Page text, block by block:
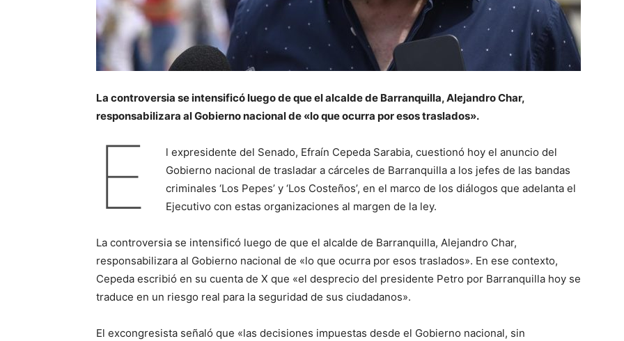
La controversia se intensificó luego de que el alcalde de Barranquilla, Alejandro Char,
responsabilizara al Gobierno nacional de «lo que ocurra por esos traslados».
E
l expresidente del Senado, Efraín Cepeda Sarabia, cuestionó hoy el anuncio del
Gobierno nacional de trasladar a cárceles de Barranquilla a los jefes de las bandas
criminales ‘Los Pepes’ y ‘Los Costeños’, en el marco de los diálogos que adelanta el
Ejecutivo con estas organizaciones al margen de la ley.
La controversia se intensificó luego de que el alcalde de Barranquilla, Alejandro Char,
responsabilizara al Gobierno nacional de «lo que ocurra por esos traslados». En ese contexto,
Cepeda escribió en su cuenta de X que «el desprecio del presidente Petro por Barranquilla hoy se
traduce en un riesgo real para la seguridad de sus ciudadanos».
El excongresista señaló que «las decisiones impuestas desde el Gobierno nacional, sin